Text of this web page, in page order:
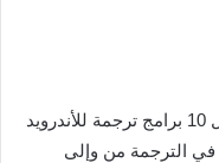
بذلك نكون عرضنا لكم مجموعة من أفضل 10 برامج ترجمة للأندرويد
الترجمة من وإلى